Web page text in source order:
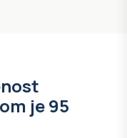
je 95